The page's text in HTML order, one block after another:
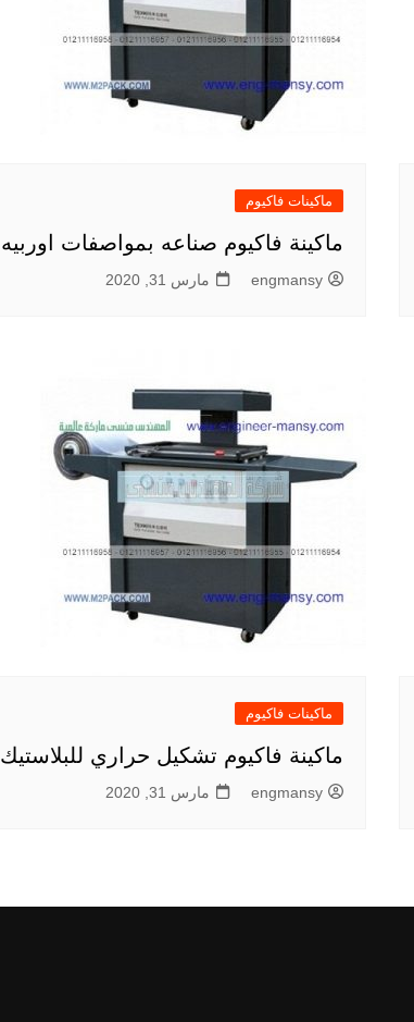
ماكينات فاكيوم
ماكينة فاكيوم صناعه بمواصفات اوربيه
engmansy مارس 31, 2020
ماكينات فاكيوم
ماكينة فاكيوم تشكيل حراري للبلاستيك
engmansy مارس 31, 2020